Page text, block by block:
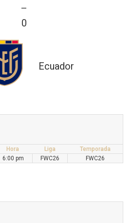
—
0
Ecuador
Hora Liga
Temporada
6:00 pm FWC26 FWC26